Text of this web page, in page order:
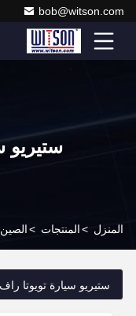
bob@witson.com
ستيريو
المنزل >المنتجات >
ستيريو سيارة تويوتا راف 4